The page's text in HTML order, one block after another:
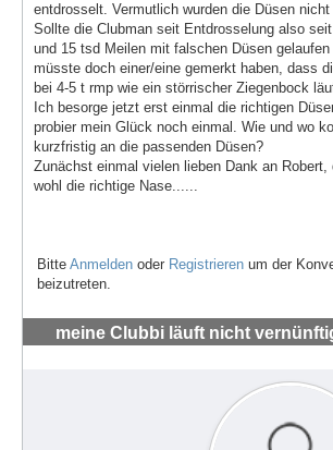
entdrosselt. Vermutlich wurden die Düsen
Sollte die Clubman seit Entdrosselung also
und 15 tsd Meilen mit falschen Düsen gelaufen
müsste doch einer/eine gemerkt haben, dass
bei 4-5 t rmp wie ein störrischer Ziegenbock
Ich besorge jetzt erst einmal die richtigen
probier mein Glück noch einmal. Wie und wo
kurzfristig an die passenden Düsen?
Zunächst einmal vielen lieben Dank an Robert,
wohl die richtige Nase......
Bitte Anmelden oder Registrieren um der
beizutreten.
meine Clubbi läuft nicht